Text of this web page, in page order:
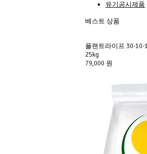
유기공시제품
베스트 상품
플랜트라이프 30-
25kg
79,000 원